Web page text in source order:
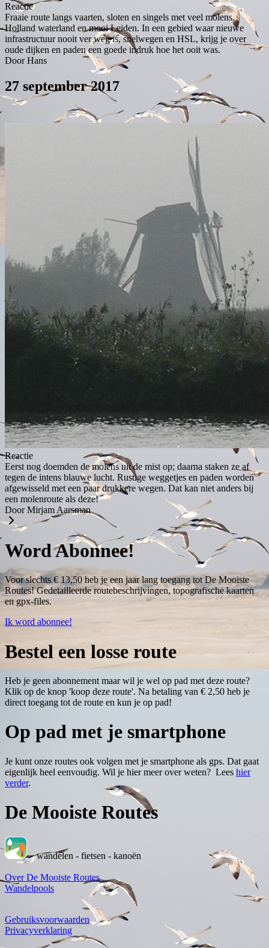
Reactie
Fraaie route langs vaarten, sloten en singels met veel molens.
Holland waterland en mooi Leiden. In een gebied waar nieuwe
infrastructuur nooit ver weg is, snelwegen en HSL, krijg je over
oude dijken en paden een goede indruk hoe het ooit was.
Door Hans
27 september 2017
Reactie
Eerst nog doemden de molens uit de mist op; daarna staken ze af
tegen de intens blauwe lucht. Rustige weggetjes en paden worden
afgewisseld met een paar drukkere wegen. Dat kan niet anders bij
een molenroute als deze!
Door Mirjam Aarsman
Word Abonnee!
Voor slechts € 13,50 heb je een jaar lang toegang tot De Mooiste
Routes! Gedetailleerde routebeschrijvingen, topografische kaarten
en gpx-files.
Ik word abonnee!
Bestel een losse route
Heb je geen abonnement maar wil je wel op pad met deze route?
Klik op de knop 'koop deze route'. Na betaling van € 2,50 heb je
direct toegang tot de route en kun je op pad!
Op pad met je smartphone
Je kunt onze routes ook volgen met je smartphone als gps. Dat gaat
eigenlijk heel eenvoudig. Wil je hier meer over weten? Lees hier
verder.
De Mooiste Routes
wandelen - fietsen - kanoën
Over De Mooiste Routes
Wandelpools
Gebruiksvoorwaarden
Privacyverklaring